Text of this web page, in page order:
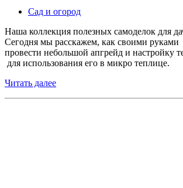
Сад и огород
Наша коллекция полезных самоделок для
Сегодня мы расскажем, как своими руками
провести небольшой апгрейд и настройку
для использования его в микро теплице.
Читать далее